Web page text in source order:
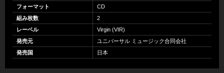
フォーマット
CD
組み枚数
2
レーベル
Virgin (VIR)
発売元
ユニバーサル ミュージック合同会社
発売国
日本